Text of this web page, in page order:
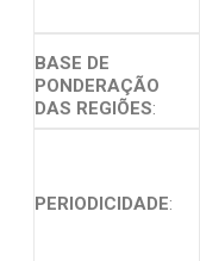
BASE DE
PONDERAÇÃO
DAS REGIÕES:
PERIODICIDADE: